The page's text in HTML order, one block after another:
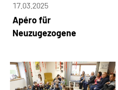
17.03.2025
Apéro für
Neuzugezogene